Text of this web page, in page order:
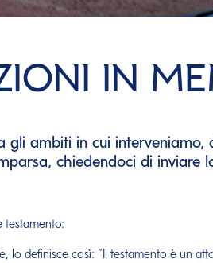
IN
gli ambiti in cui
chiedendoci di inviare
testamento:
lo definisce così: “Il testamento è un